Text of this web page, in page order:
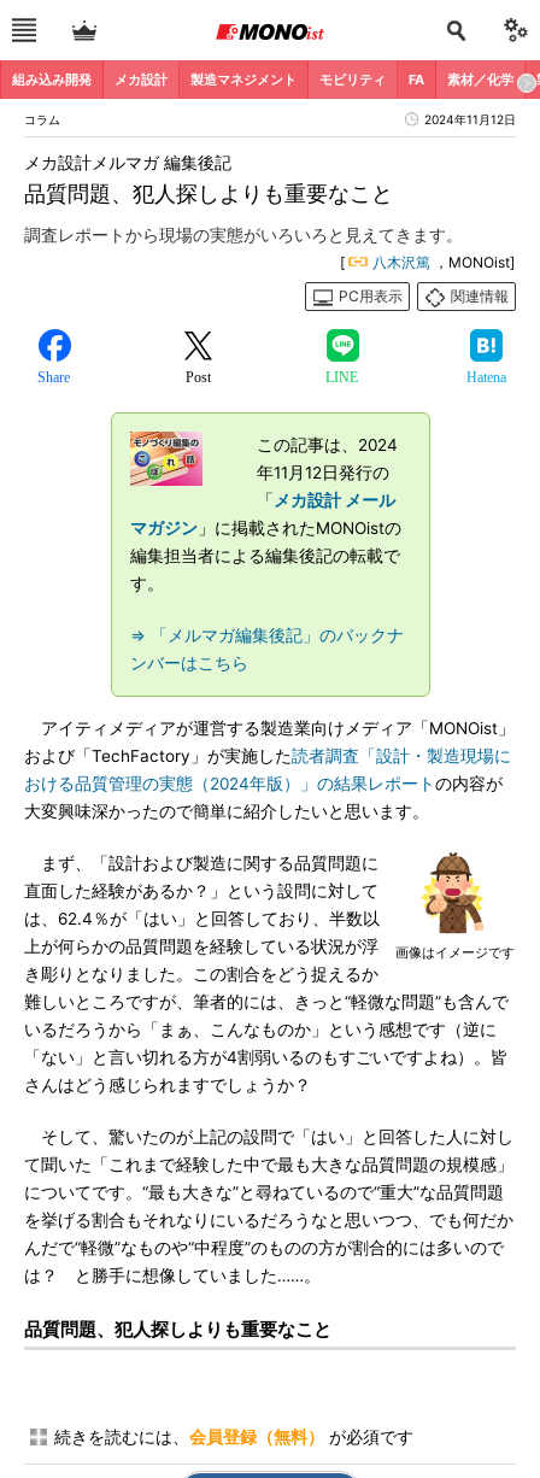
組み込み開発 メカ設計 製造マネジメント モビリティ FA 素材／化学
コラム 2024年11月12日
品質問題、犯人探しよりも重要なこと
メカ設計メルマガ 編集後記
調査レポートから現場の実態がいろいろと見えてきます。
[ 八木沢篤 ，MONOist]
PC用表示
関連情報
Share Post LINE Hatena
この記事は、2024
年11月12日発行の
「 メカ設計 メール
マガジン」に掲載されたMONOistの
編集担当者による編集後記の転載で
す。
⇒ 「メルマガ編集後記」のバックナ
ンバーはこちら
アイティメディアが運営する製造業向けメディア「MONOist」
および「TechFactory」が実施した読者調査「設計・製造現場に
おける品質管理の実態（2024年版）」の結果レポートの内容が
大変興味深かったので簡単に紹介したいと思います。
画像はイメージです
まず、「設計および製造に関する品質問題に
直面した経験があるか？」という設問に対して
は、62.4％が「はい」と回答しており、半数以
上が何らかの品質問題を経験している状況が浮
き彫りとなりました。この割合をどう捉えるか
難しいところですが、筆者的には、きっと“軽微な問題”も含んで
いるだろうから「まぁ、こんなものか」という感想です（逆に
「ない」と言い切れる方が4割弱いるのもすごいですよね）。皆
さんはどう感じられますでしょうか？
そして、驚いたのが上記の設問で「はい」と回答した人に対し
て聞いた「これまで経験した中で最も大きな品質問題の規模感」
についてです。“最も大きな”と尋ねているので“重大”な品質問題
を挙げる割合もそれなりにいるだろうなと思いつつ、でも何だか
んだで“軽微”なものや“中程度”のものの方が割合的には多いので
は？ と勝手に想像していました……。
品質問題、犯人探しよりも重要なこと
続きを読むには、 会員登録（無料） が必須です